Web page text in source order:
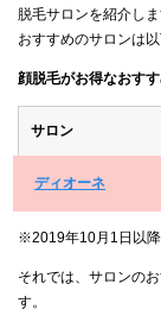
脱毛サロンを紹介しま
おすすめのサロンは
顔脱毛がお得なおす
サロン
ディオーネ
※2019年10月1日以降
それでは、サロンの
す。